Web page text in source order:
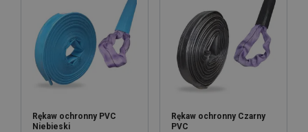
Rękaw ochronny PVC
Niebieski
Rękaw ochronny Czarny
PVC